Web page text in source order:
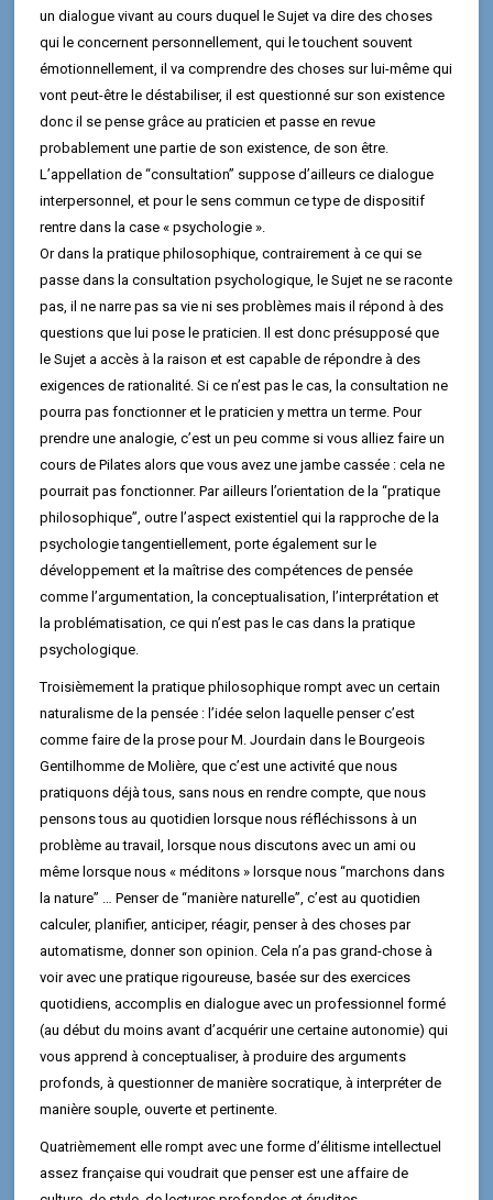
un dialogue vivant au cours duquel le Sujet va dire des choses
qui le concernent personnellement, qui le touchent souvent
émotionnellement, il va comprendre des choses sur lui-même qui
vont peut-être le déstabiliser, il est questionné sur son existence
donc il se pense grâce au praticien et passe en revue
probablement une partie de son existence, de son être.
L’appellation de “consultation” suppose d’ailleurs ce dialogue
interpersonnel, et pour le sens commun ce type de dispositif
rentre dans la case « psychologie ».
Or dans la pratique philosophique, contrairement à ce qui se
passe dans la consultation psychologique, le Sujet ne se raconte
pas, il ne narre pas sa vie ni ses problèmes mais il répond à des
questions que lui pose le praticien. Il est donc présupposé que
le Sujet a accès à la raison et est capable de répondre à des
exigences de rationalité. Si ce n’est pas le cas, la consultation ne
pourra pas fonctionner et le praticien y mettra un terme. Pour
prendre une analogie, c’est un peu comme si vous alliez faire un
cours de Pilates alors que vous avez une jambe cassée : cela ne
pourrait pas fonctionner. Par ailleurs l’orientation de la “pratique
philosophique”, outre l’aspect existentiel qui la rapproche de la
psychologie tangentiellement, porte également sur le
développement et la maîtrise des compétences de pensée
comme l’argumentation, la conceptualisation, l’interprétation et
la problématisation, ce qui n’est pas le cas dans la pratique
psychologique.
Troisièmement la pratique philosophique rompt avec un certain
naturalisme de la pensée : l’idée selon laquelle penser c’est
comme faire de la prose pour M. Jourdain dans le Bourgeois
Gentilhomme de Molière, que c’est une activité que nous
pratiquons déjà tous, sans nous en rendre compte, que nous
pensons tous au quotidien lorsque nous réfléchissons à un
problème au travail, lorsque nous discutons avec un ami ou
même lorsque nous « méditons » lorsque nous “marchons dans
la nature” … Penser de “manière naturelle”, c’est au quotidien
calculer, planifier, anticiper, réagir, penser à des choses par
automatisme, donner son opinion. Cela n’a pas grand-chose à
voir avec une pratique rigoureuse, basée sur des exercices
quotidiens, accomplis en dialogue avec un professionnel formé
(au début du moins avant d’acquérir une certaine autonomie) qui
vous apprend à conceptualiser, à produire des arguments
profonds, à questionner de manière socratique, à interpréter de
manière souple, ouverte et pertinente.
Quatrièmement elle rompt avec une forme d’élitisme intellectuel
assez française qui voudrait que penser est une affaire de